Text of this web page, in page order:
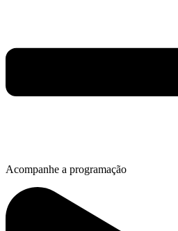
Acompanhe a programação